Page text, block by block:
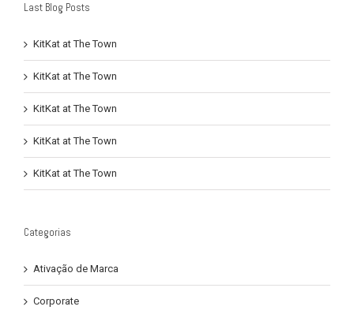
Last Blog Posts
KitKat at The Town
KitKat at The Town
KitKat at The Town
KitKat at The Town
KitKat at The Town
Categorias
Ativação de Marca
Corporate